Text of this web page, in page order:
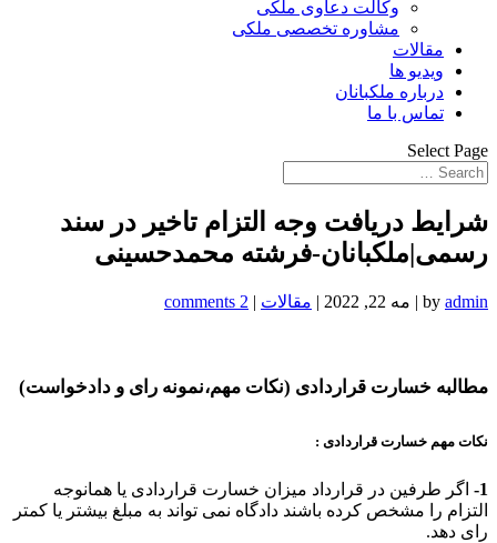
وکالت دعاوی ملکی
مشاوره تخصصی ملکی
مقالات
ویدیو ها
درباره ملکبانان
تماس با ما
Select Page
شرایط دریافت وجه التزام تاخیر در سند
رسمی|ملکبانان-فرشته محمدحسینی
by admin
| مه 22, 2022 | مقالات |
2 comments
مطالبه خسارت قراردادی (نکات مهم،نمونه رای و دادخواست)
نکات مهم خسارت قراردادی :
1-
اگر طرفین در قرارداد میزان خسارت قراردادی یا همانوجه
التزام را مشخص کرده باشند دادگاه نمی تواند به مبلغ بیشتر یا کمتر
رای دهد.